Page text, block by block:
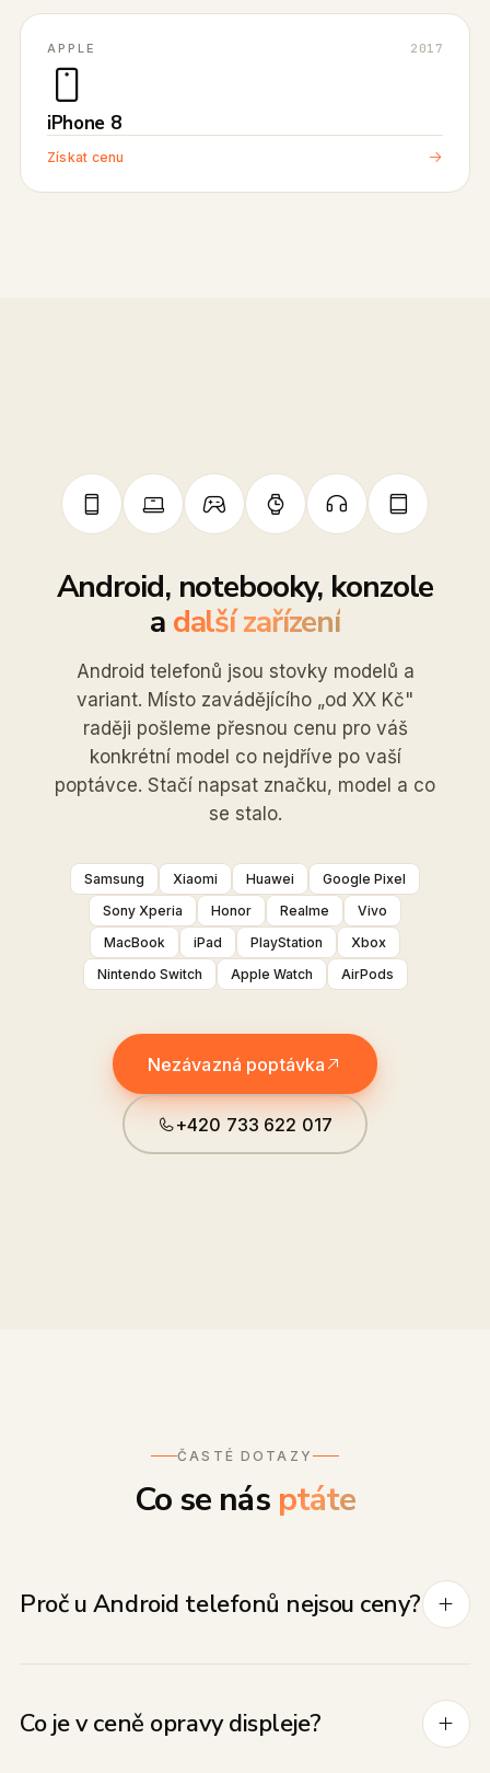
APPLE 2017
iPhone 8
Získat cenu
Android, notebooky, konzole
a další zařízení
Android telefonů jsou stovky modelů a
variant. Místo zavádějícího „od XX Kč"
raději pošleme přesnou cenu pro váš
konkrétní model co nejdříve po vaší
poptávce. Stačí napsat značku, model a co
se stalo.
Samsung Xiaomi Huawei
Google Pixel
Sony Xperia
Honor Realme
Vivo
MacBook
iPad PlayStation
Xbox
Nintendo Switch
Apple Watch AirPods
Nezávazná poptávka
+420 733 622 017
ČASTÉ DOTAZY
Co se nás ptáte
Proč u Android telefonů nejsou ceny?
Co je v ceně opravy displeje?